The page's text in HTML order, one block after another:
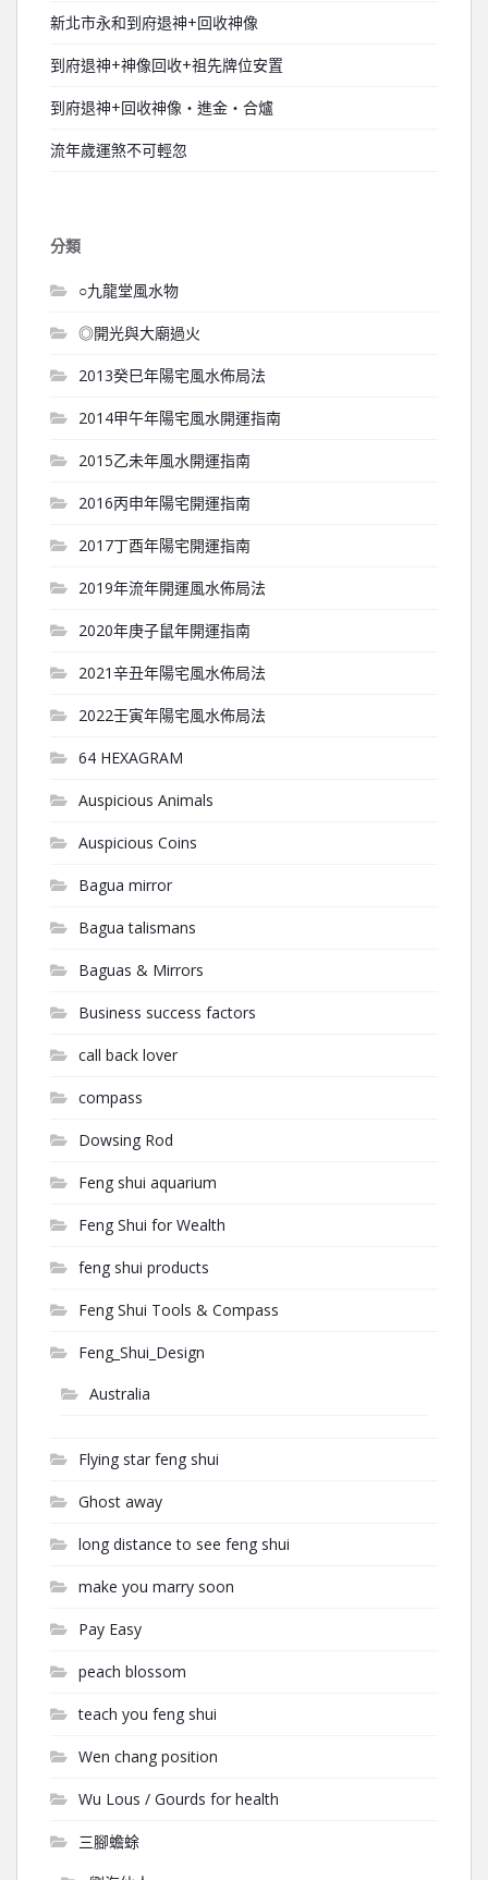
新北市永和到府退神+回收神像
到府退神+神像回收+祖先牌位安置
到府退神+回收神像‧進金‧合爐
流年歲運煞不可輕忽
分類
○九龍堂風水物
◎開光與大廟過火
2013癸巳年陽宅風水佈局法
2014甲午年陽宅風水開運指南
2015乙未年風水開運指南
2016丙申年陽宅開運指南
2017丁酉年陽宅開運指南
2019年流年開運風水佈局法
2020年庚子鼠年開運指南
2021辛丑年陽宅風水佈局法
2022壬寅年陽宅風水佈局法
64 HEXAGRAM
Auspicious Animals
Auspicious Coins
Bagua mirror
Bagua talismans
Baguas & Mirrors
Business success factors
call back lover
compass
Dowsing Rod
Feng shui aquarium
Feng Shui for Wealth
feng shui products
Feng Shui Tools & Compass
Feng_Shui_Design
Australia
Flying star feng shui
Ghost away
long distance to see feng shui
make you marry soon
Pay Easy
peach blossom
teach you feng shui
Wen chang position
Wu Lous / Gourds for health
三腳蟾蜍